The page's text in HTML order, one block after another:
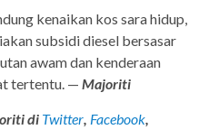
kenaikan kos sara hidup,
subsidi diesel bersasar
awam dan kenderaan
tertentu. — Majoriti
di Twitter Facebook